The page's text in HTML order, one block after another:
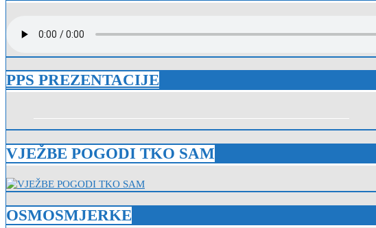
PPS PREZENTACIJE
VJEŽBE POGODI TKO SAM
OSMOSMJERKE